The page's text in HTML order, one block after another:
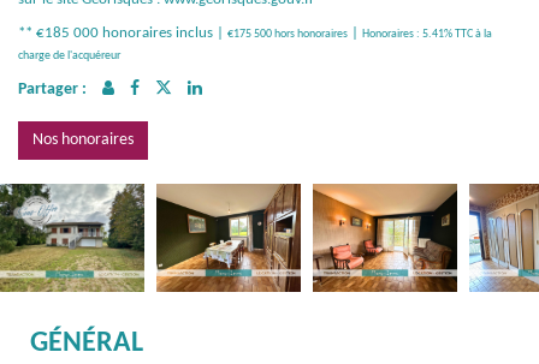
** €185 000 honoraires inclus €175 500hors honoraires
Honoraires : 5.41% TTC à la
charge de l'acquéreur
Partager :
Nos honoraires
GÉNÉRAL